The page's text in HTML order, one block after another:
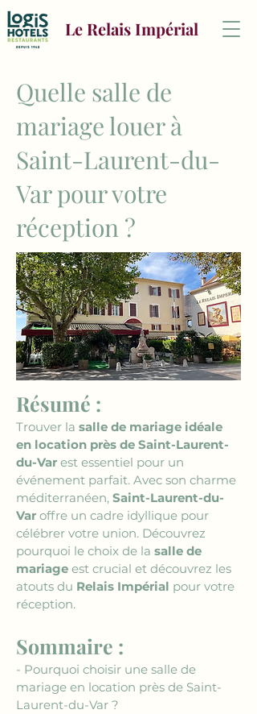
Le Relais Impérial
Quelle salle de
mariage louer à
Saint-Laurent-du-
Var pour votre
réception ?
Résumé :
Trouver la salle de mariage idéale
en location près de Saint-Laurent-
du-Var est essentiel pour un
événement parfait. Avec son charme
méditerranéen, Saint-Laurent-du-
Var offre un cadre idyllique pour
célébrer votre union. Découvrez
pourquoi le choix de la salle de
mariage est crucial et découvrez les
atouts du Relais Impérial pour votre
réception.
Sommaire :
- Pourquoi choisir une salle de
mariage en location près de Saint-
Laurent-du-Var ?